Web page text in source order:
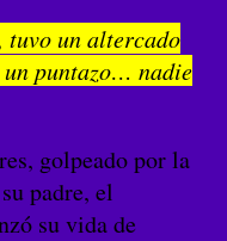
tuvo un altercado
puntazo… nadie
golpeado por la
padre, el
su vida de